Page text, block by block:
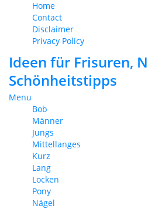
Home
Contact
Disclaimer
Privacy Policy
Ideen für Frisuren,
Schönheitstipps
Menu
Bob
Männer
Jungs
Mittellanges
Kurz
Lang
Locken
Pony
Nägel